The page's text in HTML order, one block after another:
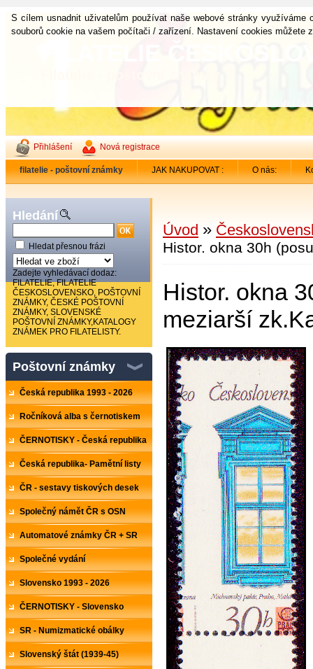
S cílem usnadnit uživatelům používat naše webové stránky
souborů cookie na vašem počítači / zařízení. Nastavení cookies můžete
Přihlášení Nová registrace
filatelie - poštovní známky JAK NAKUPOVAT : O nás:
Hledání
Hledat přesnou frázi
Zadejte vyhledávací dodaz:
FILATELIE, FILATELIE
ČESKOSLOVENSKO, POŠTOVNÍ
ZNÁMKY, ČESKÉ POŠTOVNÍ
ZNÁMKY, SLOVENSKÉ
POŠTOVNÍ ZNÁMKY,KATALOGY
ZNÁMEK PRO FILATELISTY.
Poštovní známky
Česká republika 1993 - 2026
Ročníková alba s černotiskem
ČERNOTISKY - Česká republika
Česká republika- Pamětní listy
ČR - sestavy tiskových desek
Společný námět ČR s OSN
Automatové známky ČR + SR
Společné vydání
Slovensko 1993 - 2026
ČERNOTISKY - Slovensko
SR - Numizmatické obálky
Slovenský štát (1939-45)
Úvod »
Histor. okna 30h
Histor. okna
meziarší